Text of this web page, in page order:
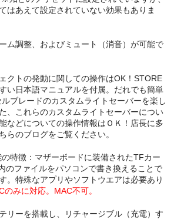
はあえて設定されていない効果もありま
ム調整、およびミュート（消音）が可能で
クトの発動に関しての操作はOK！STORE
い日本語マニュアルを付属。だれでも簡単
ブレードのカスタムライトセーバーを楽し
、これらのカスタムライトセーバーについ
などについての操作情報はＯＫ！店長に多
らのブログをご覧ください。
特徴：マザーボードに装備されたTFカー
のファイルをパソコンで書き換えることで
。特殊なアプリやソフトウエアは必要あり
みに対応。MAC不可。
リーを搭載し、リチャージブル（充電）す